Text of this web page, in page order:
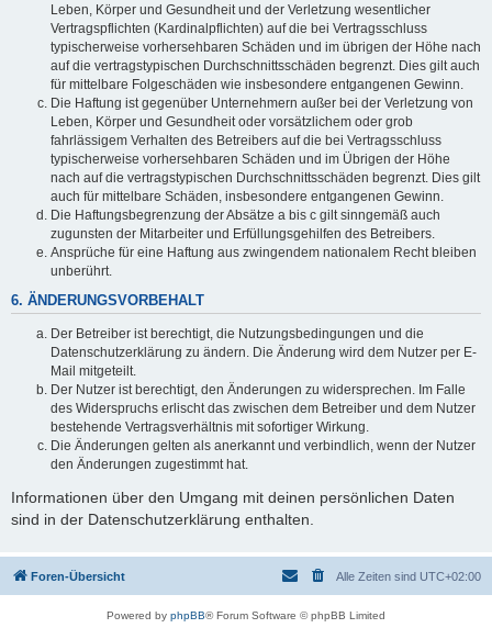
Leben, Körper und Gesundheit und der Verletzung wesentlicher
Vertragspflichten (Kardinalpflichten) auf die bei Vertragsschluss
typischerweise vorhersehbaren Schäden und im übrigen der Höhe nach
auf die vertragstypischen Durchschnittsschäden begrenzt. Dies gilt auch
für mittelbare Folgeschäden wie insbesondere entgangenen Gewinn.
Die Haftung ist gegenüber Unternehmern außer bei der Verletzung von
Leben, Körper und Gesundheit oder vorsätzlichem oder grob
fahrlässigem Verhalten des Betreibers auf die bei Vertragsschluss
typischerweise vorhersehbaren Schäden und im Übrigen der Höhe
nach auf die vertragstypischen Durchschnittsschäden begrenzt. Dies gilt
auch für mittelbare Schäden, insbesondere entgangenen Gewinn.
Die Haftungsbegrenzung der Absätze a bis c gilt sinngemäß auch
zugunsten der Mitarbeiter und Erfüllungsgehilfen des Betreibers.
Ansprüche für eine Haftung aus zwingendem nationalem Recht bleiben
unberührt.
6. ÄNDERUNGSVORBEHALT
Der Betreiber ist berechtigt, die Nutzungsbedingungen und die
Datenschutzerklärung zu ändern. Die Änderung wird dem Nutzer per E-
Mail mitgeteilt.
Der Nutzer ist berechtigt, den Änderungen zu widersprechen. Im Falle
des Widerspruchs erlischt das zwischen dem Betreiber und dem Nutzer
bestehende Vertragsverhältnis mit sofortiger Wirkung.
Die Änderungen gelten als anerkannt und verbindlich, wenn der Nutzer
den Änderungen zugestimmt hat.
Informationen über den Umgang mit deinen persönlichen Daten
sind in der Datenschutzerklärung enthalten.
Foren-Übersicht Alle Zeiten sind UTC+02:00
Powered by phpBB® Forum Software © phpBB Limited